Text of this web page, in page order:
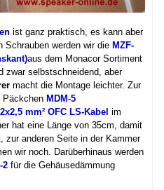
ist ganz praktisch, es kann aber
Schrauben werden wir die MZF-
aus dem Monacor Sortiment
zwar selbstschneidend, aber
macht die Montage leichter. Zur
Päckchen MDM-5
2x2,5 mm² OFC LS-Kabel im
hat eine Länge von 35cm, damit
zur anderen Seite in der Kammer
wir noch. Darüberhinaus werden
2 für die Gehäusedämmung